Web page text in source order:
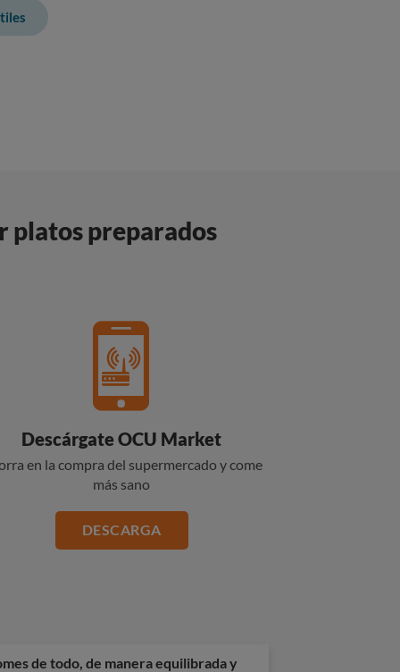
platos preparados
Descárgate OCU Market
en la compra del supermercado y come
más sano
DESCARGA
de todo, de manera equilibrada y